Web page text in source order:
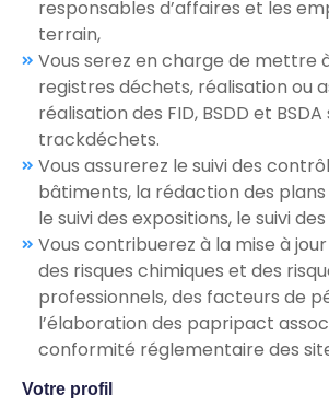
responsables d’affaires et les
terrain,
Vous serez en charge de mettre
registres déchets, réalisation ou
réalisation des FID, BSDD et BSDA
trackdéchets.
Vous assurerez le suivi des
bâtiments, la rédaction des
le suivi des expositions, le suivi
Vous contribuerez à la mise à
des risques chimiques et des
professionnels, des facteurs de
l’élaboration des papripact
conformité réglementaire des
Votre profil